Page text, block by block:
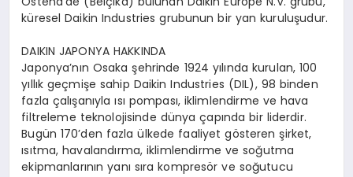
küresel Daikin Industries grubunun bir yan kuruluşudur.
DAIKIN JAPONYA HAKKINDA
Japonya’nın Osaka şehrinde 1924 yılında kurulan, 100
yıllık geçmişe sahip Daikin Industries (DIL), 98 binden
fazla çalışanıyla ısı pompası, iklimlendirme ve hava
filtreleme teknolojisinde dünya çapında bir liderdir.
Bugün 170’den fazla ülkede faaliyet gösteren şirket,
ısıtma, havalandırma, iklimlendirme ve soğutma
ekipmanlarının yanı sıra kompresör ve soğutucu